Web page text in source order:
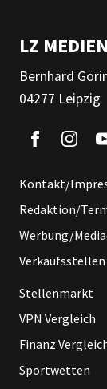
LZ
Bernhard
04277 Leipzig
Kontakt/
Redaktion/
Werbung/
Verkaufsstellen
Stellenmarkt
VPN Vergleich
Finanz
Sportwetten